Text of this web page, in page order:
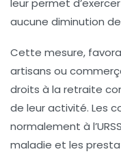
leur permet
aucune diminution
Cette mesure,
artisans ou
droits à la retraite
de leur activité. Les
normalement à
maladie et les